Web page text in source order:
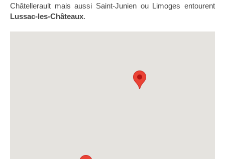
Châtellerault mais aussi Saint-Junien ou Limoges entourent
Lussac-les-Châteaux.